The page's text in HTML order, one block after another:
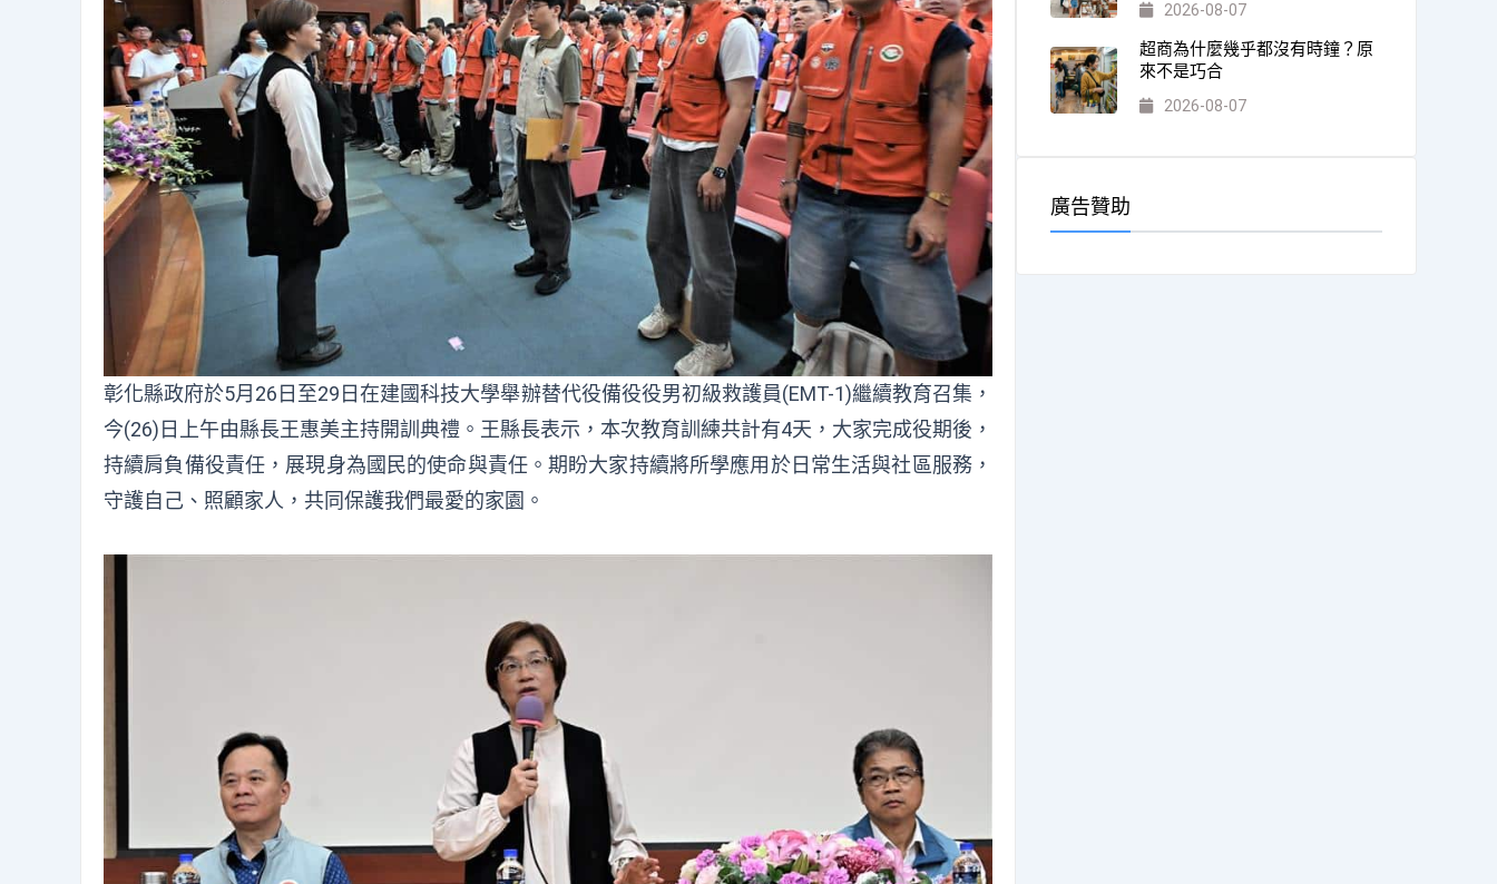
彰化縣政府於5月26日至29日在建國科技大學舉辦替代役備役役男初級救護員(EMT-1)繼續教育召集，
今(26)日上午由縣長王惠美主持開訓典禮。王縣長表示，本次教育訓練共計有4天，大家完成役期後，
持續肩負備役責任，展現身為國民的使命與責任。期盼大家持續將所學應用於日常生活與社區服務，
守護自己、照顧家人，共同保護我們最愛的家園。
2026-08-07
超商為什麼幾乎都沒有時鐘？原
來不是巧合
2026-08-07
廣告贊助